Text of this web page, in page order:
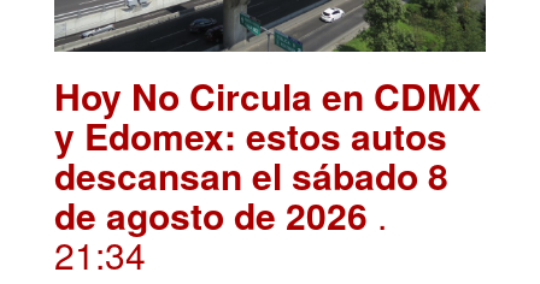
Hoy No Circula en CDMX
y Edomex: estos autos
descansan el sábado 8
de agosto de 2026 .
21:34